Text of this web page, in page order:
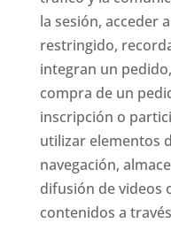
la sesión, acceder
restringido,
integran un
compra de un
inscripción o
utilizar elementos
navegación,
difusión de videos
contenidos a